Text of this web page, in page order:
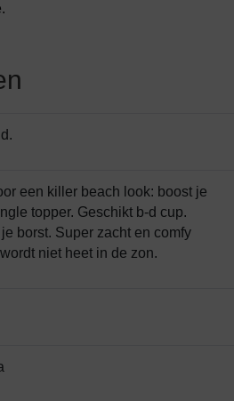
een killer beach look: boost je
topper. Geschikt b-d cup.
borst. Super zacht en comfy
niet heet in de zon.